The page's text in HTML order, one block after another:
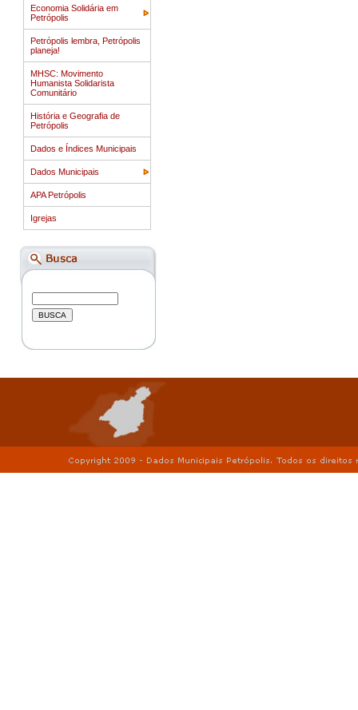
Economia Solidária em
Petrópolis
Petrópolis lembra, Petrópolis
planeja!
MHSC: Movimento
Humanista Solidarista
Comunitário
História e Geografia de
Petrópolis
Dados e Índices Municipais
Dados Municipais
APA Petrópolis
Igrejas